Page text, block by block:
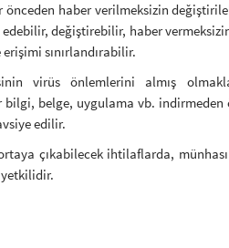
haber verilmeksizin
değiştirebilir, haber
sınırlandırabilir.
virüs önlemlerini almış
belge, uygulama vb.
edilir.
çıkabilecek ihtilaflarda,